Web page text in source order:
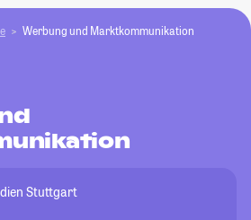
Werbung und Marktkommunikation
Stuttgart